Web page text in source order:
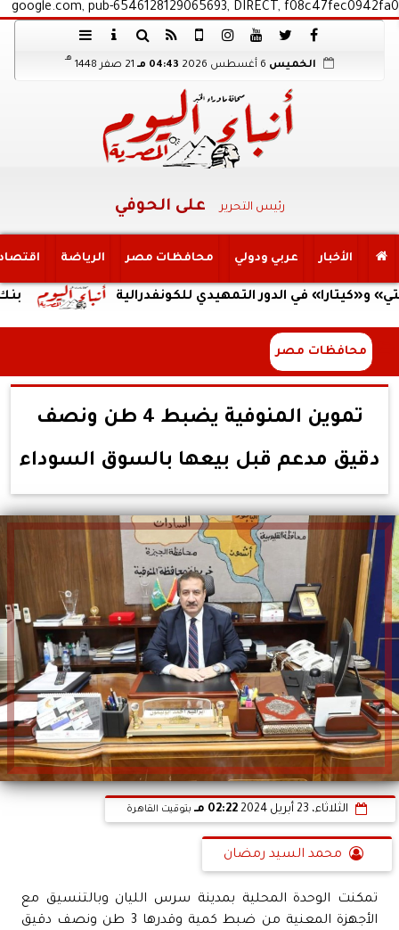
google.com, pub-6546128129065693, DIRECT, f08c47fec0942fa0
الخميس 04:43 مـ 21 صفر 1448
هـ
رئيس التحرير على الحوفي
الأخبار عربي ودولي محافظات مصر الرياضة
بنك QNB مصر يعزز جاهزية المشروعات الصغيرة والمتوسطة للنمو والتوسع من خلال برنامج أبطال المشروعات الصغيرة والمتوسطة في الدور التمهيدي للكونفدرالية
محافظات مصر
تموين المنوفية يضبط 4 طن ونصف
دقيق مدعم قبل بيعها بالسوق السوداء
الثلاثاء، 23 أبريل 2024 02:22 مـ بتوقيت القاهرة
محمد السيد رمضان
تمكنت الوحدة المحلية بمدينة سرس الليان وبالتنسيق مع
الأجهزة المعنية من ضبط كمية وقدرها 3 طن ونصف دقيق